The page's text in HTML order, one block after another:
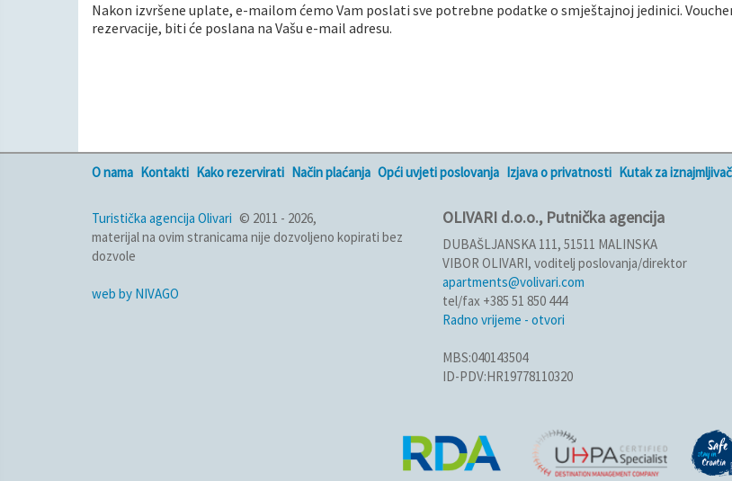
Nakon izvršene uplate, e-mailom ćemo Vam poslati sve potrebne podatke o smještajnoj jedinici.
rezervacije, biti će poslana na Vašu e-mail adresu.
O nama Kontakti Kako rezervirati Način plaćanja Opći uvjeti poslovanja Izjava o privatnosti Kutak za
Turistička agencija Olivari © 2011 - 2026,
materijal na ovim stranicama nije dozvoljeno kopirati bez
dozvole
web by NIVAGO
OLIVARI d.o.o., Putnička agencija
DUBAŠLJANSKA 111, 51511 MALINSKA
VIBOR OLIVARI, voditelj poslovanja/direktor
apartments@volivari.com
tel/fax +385 51 850 444
Radno vrijeme - otvori
MBS:040143504
ID-PDV:HR19778110320